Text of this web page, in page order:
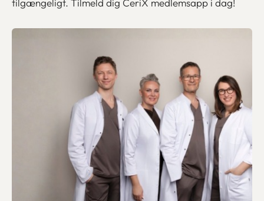
tilgængeligt. Tilmeld dig CeriX medlemsapp i dag!